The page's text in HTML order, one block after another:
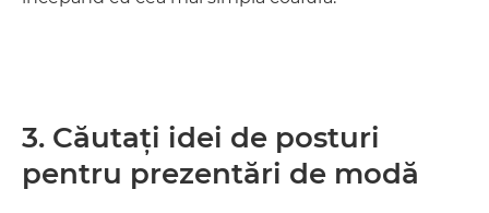
3. Căutaţi idei de posturi
pentru prezentări de modă